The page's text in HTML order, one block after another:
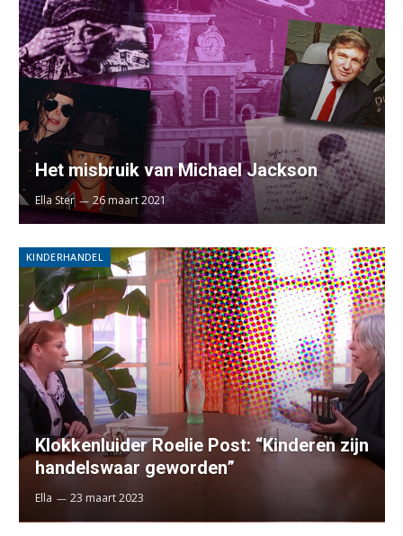
Het misbruik van Michael Jackson
Ella Ster 26 maart 2021
KINDERHANDEL
Klokkenluider Roelie Post: “Kinderen zijn
handelswaar geworden”
Ella 23 maart 2023